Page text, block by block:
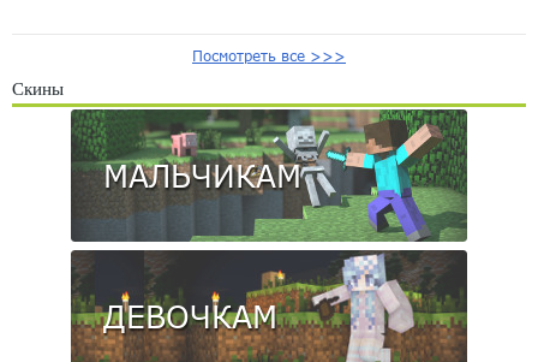
Посмотреть все >>>
Скины
МАЛЬЧИКАМ
ДЕВОЧКАМ